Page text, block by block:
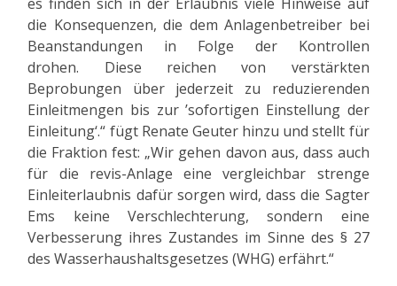
die Konsequenzen, die dem Anlagenbetreiber bei
Beanstandungen in Folge der Kontrollen
drohen. Diese reichen von verstärkten
Beprobungen über jederzeit zu reduzierenden
Einleitmengen bis zur ’sofortigen Einstellung der
Einleitung‘.“ fügt Renate Geuter hinzu und stellt für
die Fraktion fest: „Wir gehen davon aus, dass auch
für die revis-Anlage eine vergleichbar strenge
Einleiterlaubnis dafür sorgen wird, dass die Sagter
Ems keine Verschlechterung, sondern eine
Verbesserung ihres Zustandes im Sinne des § 27
des Wasserhaushaltsgesetzes (WHG) erfährt.“